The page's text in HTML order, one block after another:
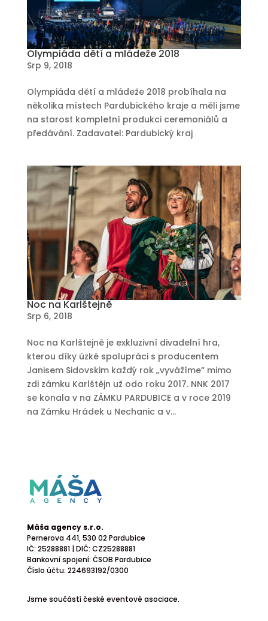
Olympiáda dětí a mládeže 2018
Srp 9, 2018
Olympiáda dětí a mládeže 2018 probíhala na
několika místech Pardubického kraje a měli jsme
na starost kompletní produkci ceremoniálů a
předávání. Zadavatel: Pardubický kraj
Noc na Karlštejně
Srp 6, 2018
Noc na Karlštejně je exkluzivní divadelní hra,
kterou díky úzké spolupráci s producentem
Janisem Sidovskim každý rok „vyvážíme“ mimo
zdi zámku Karlštějn už odo roku 2017. NNK 2017
se konala v na ZÁMKU PARDUBICE a v roce 2019
na Zámku Hrádek u Nechanic a v...
Máša agency s.r.o.
Pernerova 441, 530 02 Pardubice
IČ: 25288881 | DIČ: CZ25288881
Bankovní spojení: ČSOB Pardubice
Číslo účtu: 224693192/0300
Jsme součástí české eventové asociace.